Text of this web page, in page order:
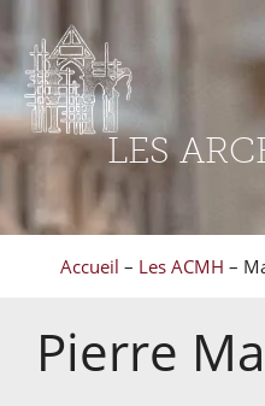
LES
Accueil – Les ACMH –
Pierre